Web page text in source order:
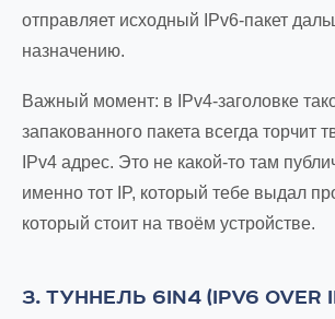
отправляет исходный IPv6-пакет
назначению.
Важный момент: в IPv4-заголовке
запакованного пакета всегда торчит
IPv4 адрес. Это не какой-то там
именно тот IP, который тебе выдал
который стоит на твоём устройстве.
3. ТУННЕЛЬ 6IN4 (IPV6 OVER